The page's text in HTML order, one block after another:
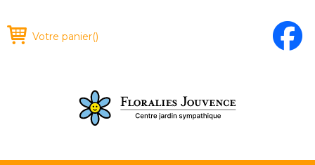
Votre panier()